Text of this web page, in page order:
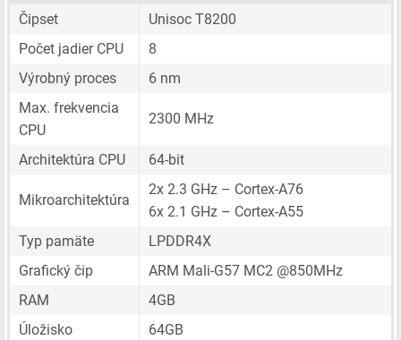
Čipset
Unisoc T8200
Počet jadier CPU
8
Výrobný proces
6 nm
Max. frekvencia
CPU
2300 MHz
Architektúra CPU 64-bit
Mikroarchitektúra
2x 2.3 GHz – Cortex-A76
6x 2.1 GHz – Cortex-A55
Typ pamäte
LPDDR4X
Grafický čip
ARM Mali-G57 MC2 @850MHz
RAM
4GB
Úložisko
64GB